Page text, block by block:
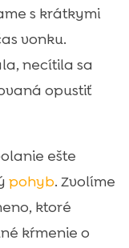
s krátkymi
vonku.
necítila sa
opustiť
ešte
pohyb. Zvolíme
ktoré
kŕmenie o